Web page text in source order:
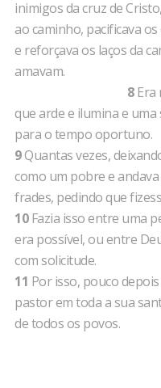
inimigos da cruz de
ao caminho, pacificava
e reforçava os laços da
amavam.
8Era
que arde e ilumina e
para o tempo oportuno.
9Quantas vezes,
como um pobre e
frades, pedindo que
10Fazia isso entre uma
era possível, ou entre
com solicitude.
11 Por isso, pouco
pastor em toda a sua
de todos os povos.